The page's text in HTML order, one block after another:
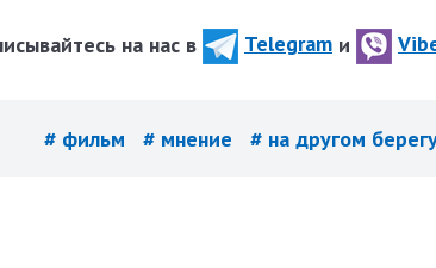
на нас в Telegram и
# фильм # мнение # на другом